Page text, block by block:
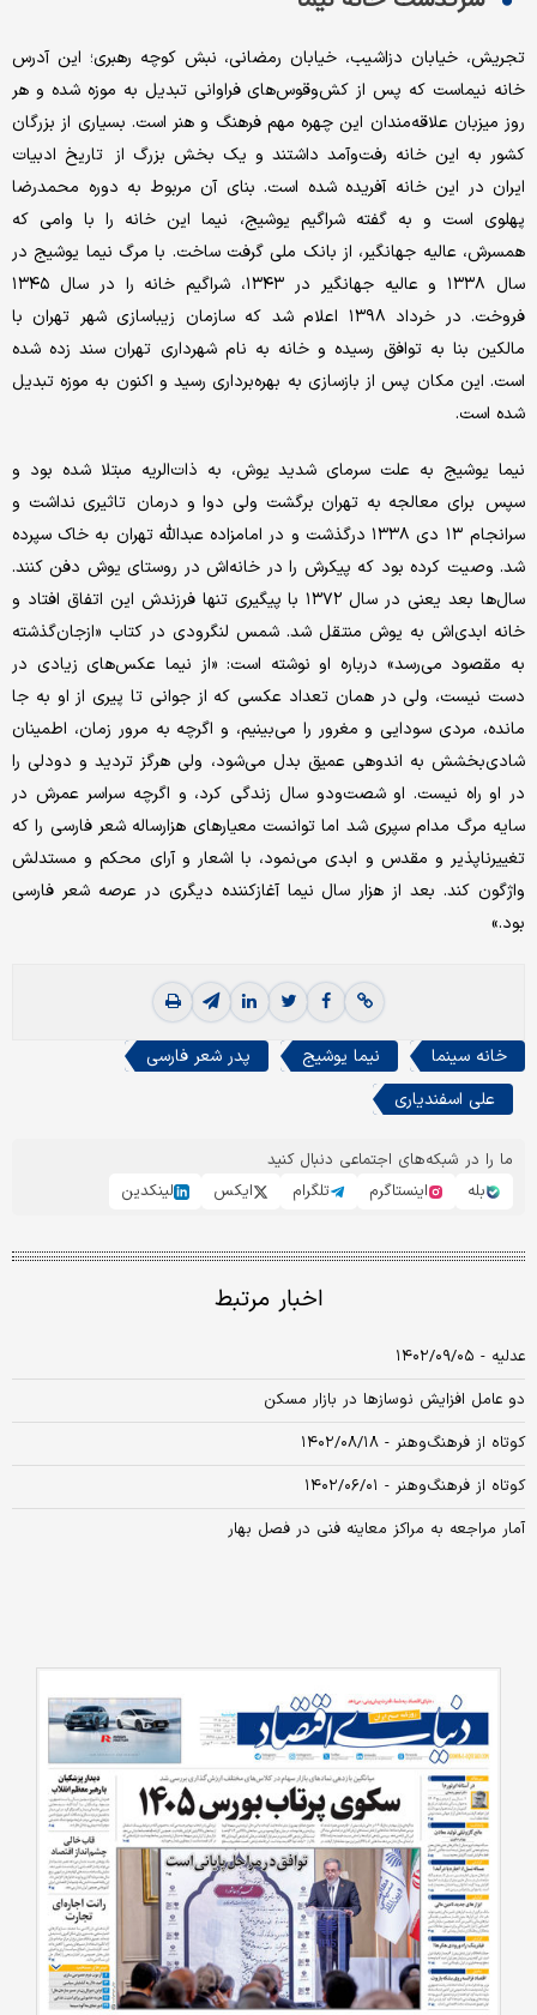
تجریش، خیابان دزاشیب، خیابان رمضانی، نبش کوچه رهبری؛ این آدرس
خانه نیماست که پس از کش‌و‌قوس‌های فراوانی تبدیل به موزه شده و هر
روز میزبان علاقه‌مندان این چهره مهم فرهنگ و هنر است. بسیاری از بزرگان
کشور به این خانه رفت‌وآمد داشتند و یک بخش بزرگ از تاریخ ادبیات
ایران در این خانه آفریده شده است. بنای آن مربوط به دوره محمدرضا
پهلوی است و به گفته شراگیم یوشیج، نیما این خانه را با وامی که
همسرش، عالیه جهانگیر، از بانک ملی گرفت ساخت. با مرگ نیما یوشیج در
سال ۱۳۳۸ و عالیه جهانگیر در ۱۳۴۳، شراگیم خانه را در سال ۱۳۴۵
فروخت. در خرداد ۱۳۹۸ اعلام شد که سازمان زیباسازی شهر تهران با
مالکین بنا به توافق رسیده و خانه به نام شهرداری تهران سند زده شده
‌است. این مکان پس از بازسازی به بهره‌برداری رسید و اکنون به موزه تبدیل
شده است.
نیما یوشیج به علت سرمای شدید یوش، به ذات‌الریه مبتلا شده بود و
سپس برای معالجه به تهران برگشت ولی دوا و درمان تاثیری نداشت و
سرانجام ۱۳ دی ۱۳۳۸ درگذشت و در امامزاده عبدالله تهران به خاک سپرده
شد. وصیت کرده بود که پیکرش را در خانه‌اش در روستای یوش دفن کنند.
سال‌ها بعد یعنی در سال ۱۳۷۲ با پیگیری تنها فرزندش این اتفاق افتاد و
خانه ابدی‌اش به یوش منتقل شد. شمس لنگرودی در کتاب «از‌جان‌گذشته
به مقصود می‌رسد» درباره او نوشته است: «از نیما عکس‌های زیادی در
دست نیست، ولی در همان تعداد عکسی که از جوانی تا پیری از او به‌ جا
مانده، مردی سودایی و مغرور را می‌بینیم، و اگرچه به مرور زمان، اطمینان
شادی‌بخشش به اندوهی عمیق بدل می‌شود، ولی هرگز تردید و دودلی را
در او راه نیست. او شصت‌و‌دو سال زندگی کرد،‌ و اگرچه سراسر عمرش در
سایه مرگ مدام سپری شد اما توانست معیارهای ‌هزارساله شعر فارسی را که
تغییرناپذیر و مقدس و ابدی می‌نمود، با اشعار و آرای محکم و مستدلش
واژگون کند. بعد از‌ هزار سال نیما آغازکننده دیگری در عرصه شعر فارسی
بود.»
خانه سینما نیما یوشیج
پدر شعر فارسی
علی اسفندیاری
ما را در شبکه‌های اجتماعی دنبال کنید
بله
اینستاگرم تلگرام ایکس لینکدین
اخبار مرتبط
عدلیه - ۱۴۰۲/۰۹/۰۵
دو عامل افزایش نوسازها در بازار مسکن
کوتاه از فرهنگ‌و‌هنر - ۱۴۰۲/۰۸/۱۸
کوتاه ‌‌از ‌فرهنگ‌وهنر - ۱۴۰۲/۰۶/۰۱
آمار مراجعه به مراکز معاینه فنی در فصل بهار